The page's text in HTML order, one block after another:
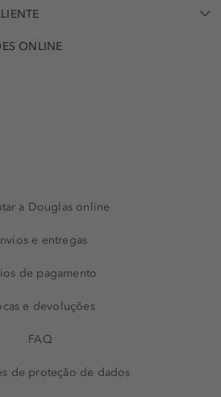
ONLINE
a Douglas online
e entregas
de pagamento
e devoluções
FAQ
de proteção de dados